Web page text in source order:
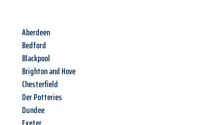
Aberdeen
Bedford
Blackpool
Brighton and Hove
Chesterfield
Der Potteries
Dundee